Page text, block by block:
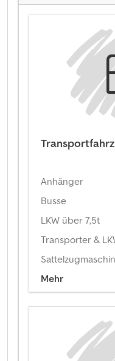
Anhänger
Busse
LKW über 7,5t
Transporter &
Mehr